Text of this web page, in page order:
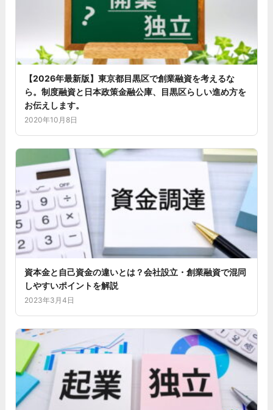
【2026年最新版】東京都目黒区で創業融資を考えるな
ら。制度融資と日本政策金融公庫、目黒区らしい進め方を
お伝えします。
2020年10月8日
資本金と自己資金の違いとは？会社設立・創業融資で混同
しやすいポイントを解説
2023年3月4日